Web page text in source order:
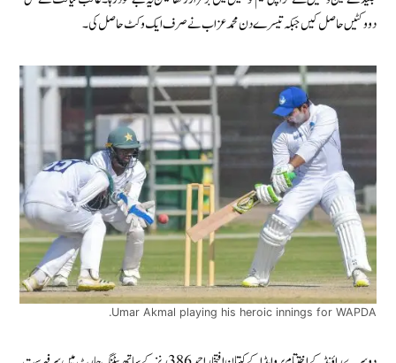
دو وکٹیں حاصل کیں جبکہ تیسرے دن محمد عزاب نے صرف ایک وکٹ حاصل کی۔
Umar Akmal playing his heroic innings for WAPDA.